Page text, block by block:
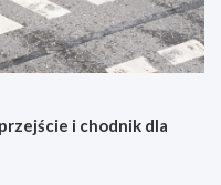
i chodnik dla